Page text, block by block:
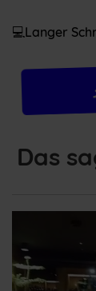
💻Langer
Das